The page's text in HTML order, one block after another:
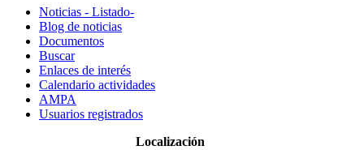
Noticias - Listado-
Blog de noticias
Documentos
Buscar
Enlaces de interés
Calendario actividades
AMPA
Usuarios registrados
Localización